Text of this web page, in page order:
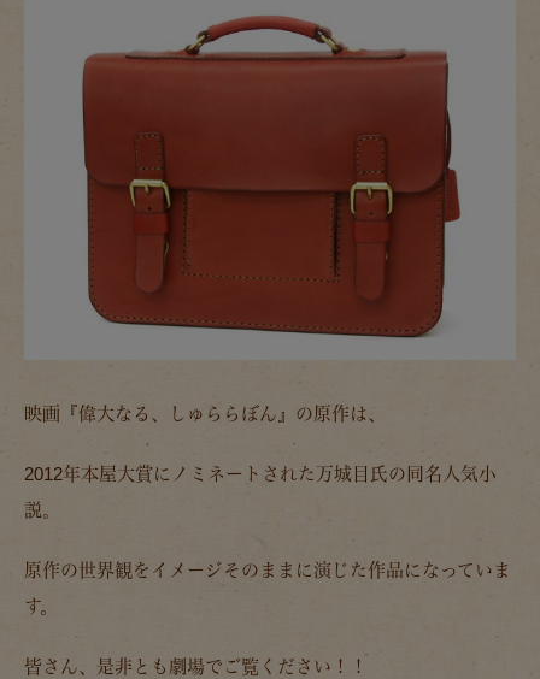
映画『偉大なる、しゅららぼん』の原作は、
2012年本屋大賞にノミネートされた万城目氏の同名人気小
説。
原作の世界観をイメージそのままに演じた作品になっていま
す。
皆さん、是非とも劇場でご覧ください！！